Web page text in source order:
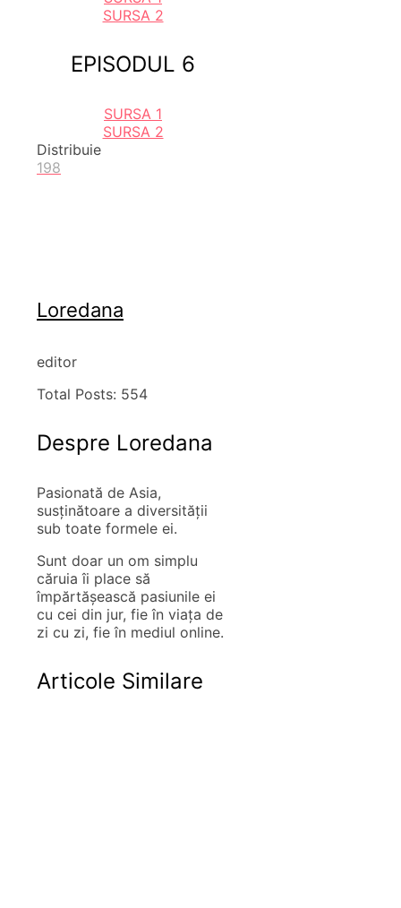
SURSA 2
EPISODUL 6
SURSA 1
SURSA 2
Distribuie
198
Loredana
editor
Total Posts: 554
Despre Loredana
Pasionată de Asia,
susţinătoare a diversităţii
sub toate formele ei.
Sunt doar un om simplu
căruia îi place să
împărtăşească pasiunile ei
cu cei din jur, fie în viaţa de
zi cu zi, fie în mediul online.
Articole Similare